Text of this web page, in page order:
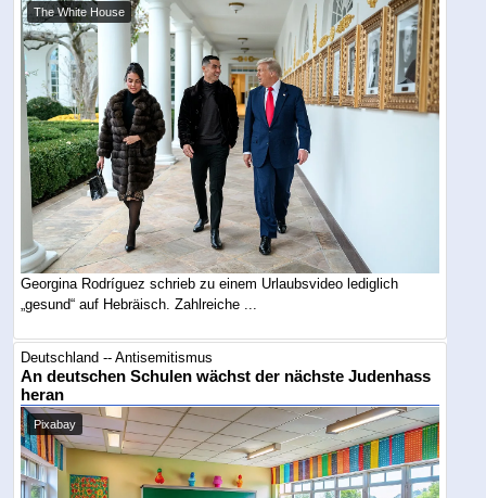
The White House
Georgina Rodríguez schrieb zu einem Urlaubsvideo lediglich
„gesund“ auf Hebräisch. Zahlreiche ...
Deutschland -- Antisemitismus
An deutschen Schulen wächst der nächste Judenhass
heran
Pixabay